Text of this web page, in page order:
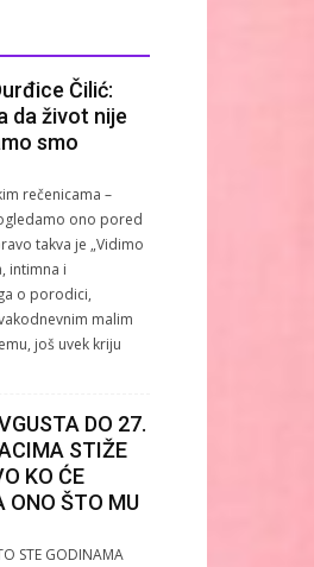
Čilić:
da život nije
smo
rečenicama –
ono pored
takva je „Vidimo
intimna i
o porodici,
malim
još uvek kriju
DO 27.
STIŽE
KO ĆE
ONO ŠTO MU
STE GODINAMA